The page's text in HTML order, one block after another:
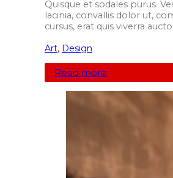
Quisque et sodales purus.
lacinia, convallis dolor ut,
cursus, erat quis viverra
Art, Design
Read more